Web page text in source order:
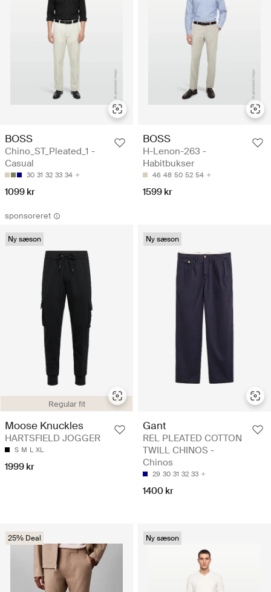
BOSS
Chino_ST_Pleated_1 -
Casual
30 31 32 33 34
1099 kr
BOSS
H-Lenon-263 -
Habitbukser
46 48 50 52 54
1599 kr
sponsoreret
Regular fit
Ny sæson
Moose Knuckles
HARTSFIELD JOGGER
S M L XL
1999 kr
Ny sæson
Gant
REL PLEATED COTTON
TWILL CHINOS -
Chinos
29 30 31 32 33
1400 kr
25% Deal Ny sæson